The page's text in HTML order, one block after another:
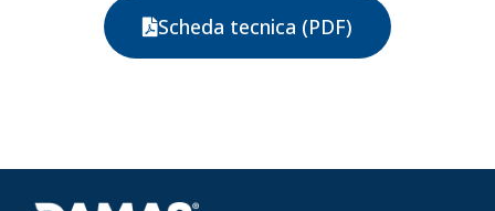
Scheda tecnica (PDF)